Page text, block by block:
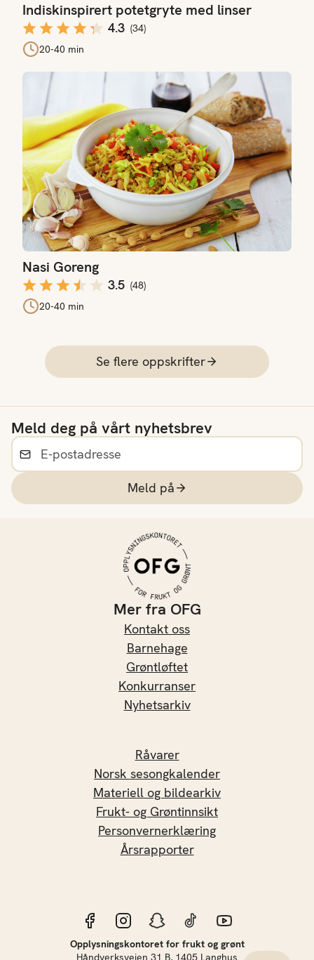
Indiskinspirert potetgryte med linser
4.3 (34)
20-40 min
Nasi Goreng
3.5 (48)
20-40 min
Nasi Goreng
Se flere oppskrifter
Meld deg på vårt nyhetsbrev
Meld på
Mer fra OFG
Kontakt oss
Barnehage
Grøntløftet
Konkurranser
Nyhetsarkiv
Råvarer
Norsk sesongkalender
Materiell og bildearkiv
Frukt- og Grøntinnsikt
Personvernerklæring
Årsrapporter
Opplysningskontoret for frukt og grønt
Håndverksveien 31 B, 1405 Langhus